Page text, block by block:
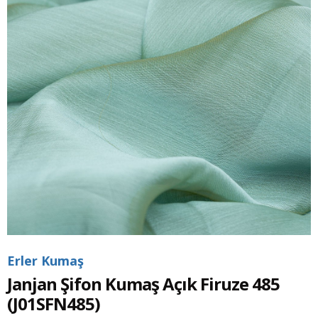
Erler Kumaş
Janjan Şifon Kumaş Açık Firuze 485
(J01SFN485)